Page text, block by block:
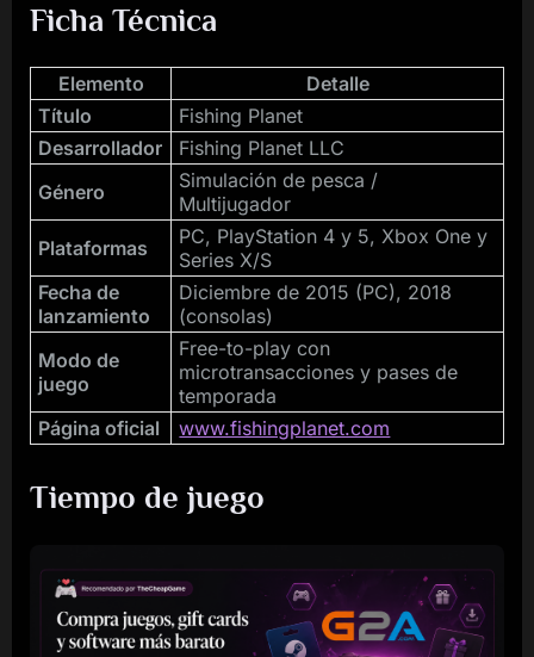
Ficha Técnica
Elemento
Detalle
Título
Fishing Planet
Desarrollador
Fishing Planet LLC
Género
Simulación de pesca /
Multijugador
Plataformas
PC, PlayStation 4 y 5, Xbox One y
Series X/S
Fecha de
lanzamiento
Diciembre de 2015 (PC), 2018
(consolas)
Modo de
juego
Free-to-play con
microtransacciones y pases de
temporada
Página oficial
www.fishingplanet.com
Tiempo de juego